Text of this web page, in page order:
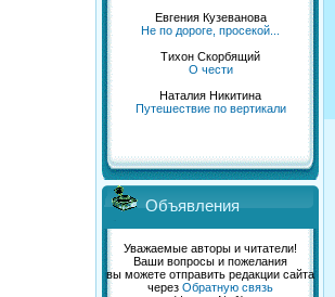
Евгения Кузеванова
Не по дороге, просекой...
Тихон Скорбящий
О чести
Наталия Никитина
Путешествие по вертикали
Объявления
Уважаемые авторы и читатели!
Ваши вопросы и пожелания
вы можете отправить редакции сайта
через Обратную связь